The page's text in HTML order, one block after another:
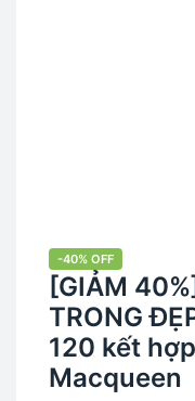
-40% OFF
[GIẢM
TRONG
120 kết
Macqueen